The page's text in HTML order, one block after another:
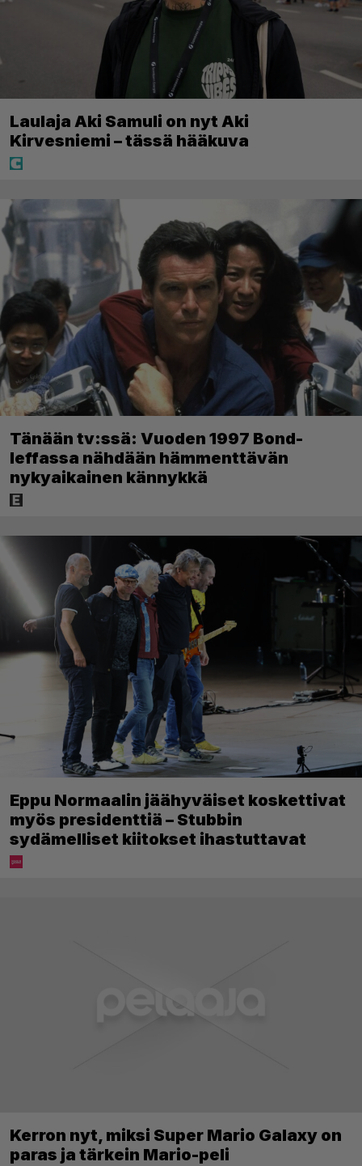
Laulaja Aki Samuli on nyt Aki
Kirvesniemi – tässä hääkuva
Tänään tv:ssä: Vuoden 1997 Bond-
leffassa nähdään hämmenttävän
nykyaikainen kännykkä
Eppu Normaalin jäähyväiset koskettivat
myös presidenttiä – Stubbin
sydämelliset kiitokset ihastuttavat
Kerron nyt, miksi Super Mario Galaxy on
paras ja tärkein Mario-peli